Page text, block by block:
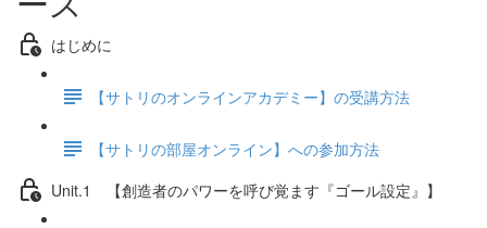
はじめに
【サトリのオンラインアカデミー】の受講方法
【サトリの部屋オンライン】への参加方法
Unit.1 【創造者のパワーを呼び覚ます『ゴール設定』】